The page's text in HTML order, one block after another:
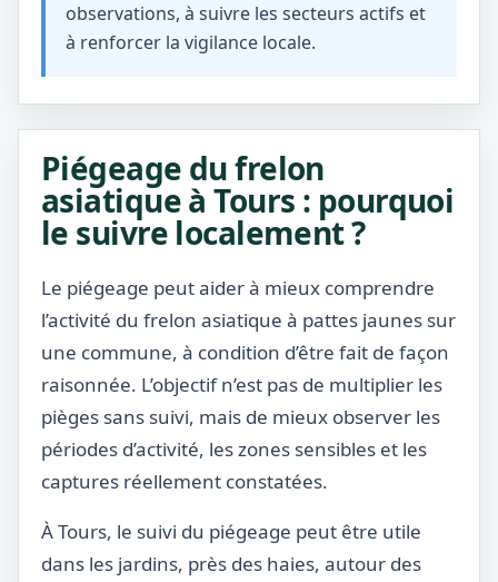
observations, à suivre les secteurs actifs et
à renforcer la vigilance locale.
Piégeage du frelon
asiatique à Tours : pourquoi
le suivre localement ?
Le piégeage peut aider à mieux comprendre
l’activité du frelon asiatique à pattes jaunes sur
une commune, à condition d’être fait de façon
raisonnée. L’objectif n’est pas de multiplier les
pièges sans suivi, mais de mieux observer les
périodes d’activité, les zones sensibles et les
captures réellement constatées.
À Tours, le suivi du piégeage peut être utile
dans les jardins, près des haies, autour des